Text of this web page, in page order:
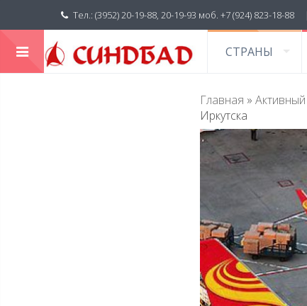
Тел.: (3952) 20-19-88, 20-19-93 моб. +7 (924) 823-18-
СТРАНЫ
Главная »
Иркутска